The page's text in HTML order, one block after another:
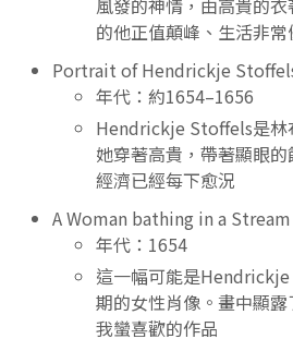
風發的神情，由高貴的
的他正值顛峰、生活非
Portrait of Hendrickje
年代：約1654–1656
Hendrickje Stoffels是林
她穿著高貴，帶著顯眼
經濟已經每下愈況
A Woman bathing in a
年代：1654
這一幅可能是
期的女性肖像。畫中顯
我蠻喜歡的作品